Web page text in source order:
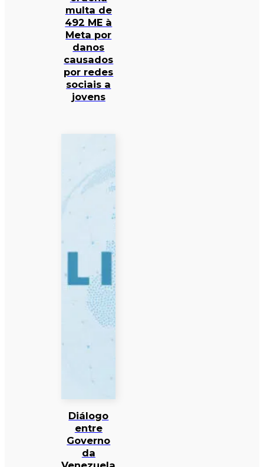
multa de
492 ME à
Meta por
danos
causados
por redes
sociais a
jovens
Diálogo
entre
Governo
da